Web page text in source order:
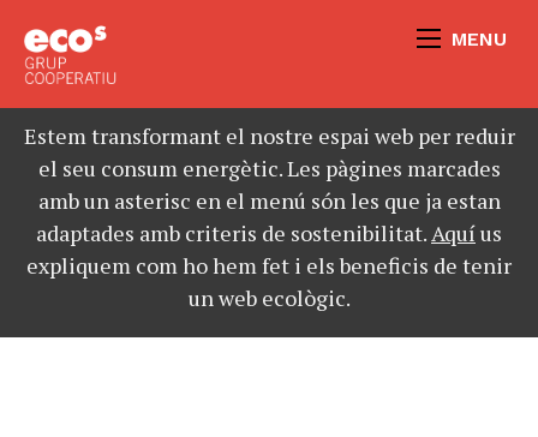
MENU
Estem transformant el nostre espai web per reduir
el seu consum energètic. Les pàgines marcades
amb un asterisc en el menú són les que ja estan
adaptades amb criteris de sostenibilitat.Aquíus
expliquem com ho hem fet i els beneficis de tenir
un web ecològic.